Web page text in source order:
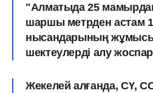
"Алматыда 25
шаршы метрден астам
нысандарының
шектеулерді алу
Жекелей алғанда, СҮ,